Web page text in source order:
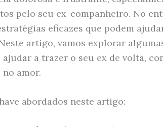
pelo seu ex-companheiro. No
eficazes que podem
artigo, vamos explorar
ajudar a trazer o seu ex de volta,
amor.
abordados neste artigo: